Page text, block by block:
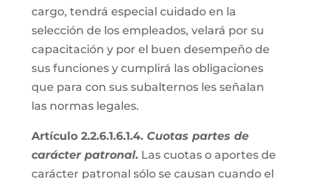
cargo, tendrá especial cuidado en la
selección de los empleados, velará por su
capacitación y por el buen desempeño de
sus funciones y cumplirá las obligaciones
que para con sus subalternos les señalan
las normas legales.
Artículo 2.2.6.1.6.1.4. Cuotas partes de
carácter patronal. Las cuotas o aportes de
carácter patronal sólo se causan cuando el